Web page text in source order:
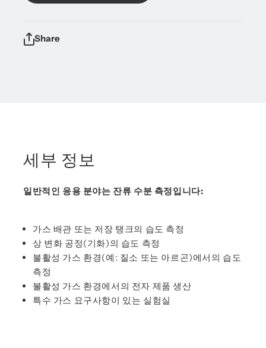
Share
세부 정보
일반적인 응용 분야는 잔류 수분 측정입니다:
가스 배관 또는 저장 탱크의 습도 측정
상 변화 공정(기화)의 습도 측정
불활성 가스 환경(예: 질소 또는 아르곤)에서의 습도
측정
불활성 가스 환경에서의 전자 제품 생산
특수 가스 요구사항이 있는 실험실